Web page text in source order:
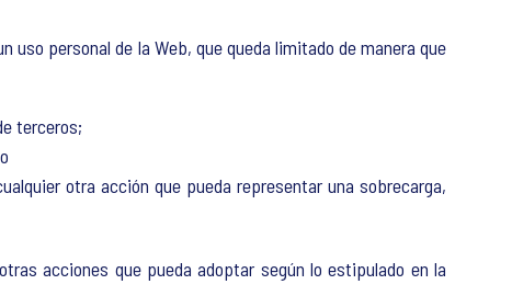
uso personal de la Web, que queda limitado de manera que
terceros;
otra acción que pueda representar una sobrecarga,
acciones que pueda adoptar según lo estipulado en la